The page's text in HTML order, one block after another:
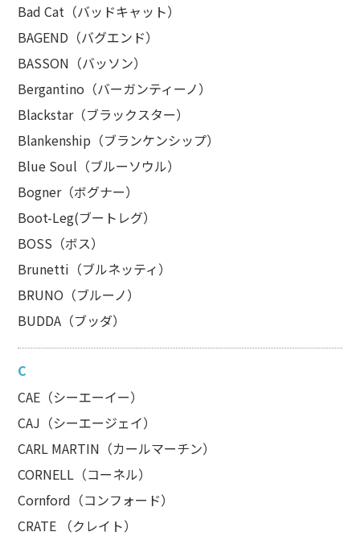
Bad Cat（バッドキャット）
BAGEND（バグエンド）
BASSON（バッソン）
Bergantino（バーガンティーノ）
Blackstar（ブラックスター）
Blankenship（ブランケンシップ）
Blue Soul（ブルーソウル）
Bogner（ボグナー）
Boot-Leg(ブートレグ）
BOSS（ボス）
Brunetti（ブルネッティ）
BRUNO（ブルーノ）
BUDDA（ブッダ）
C
CAE（シーエーイー）
CAJ（シーエージェイ）
CARL MARTIN（カールマーチン）
CORNELL（コーネル）
Cornford（コンフォード）
CRATE （クレイト）